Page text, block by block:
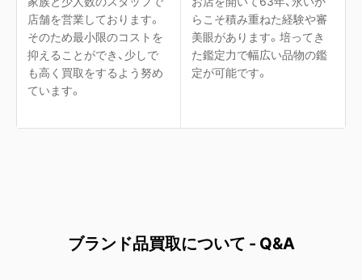
店舗を営業しております。
そのため最小限のコストを
抑えることができ、少しで
も高く買取をするよう努め
ています。
らこそ積み重ねた経験や審
美眼があります。培ってき
た鑑定力で幅広い品物の鑑
定が可能です。
ブランド品買取について - Q&A